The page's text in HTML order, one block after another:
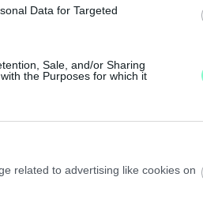
Data for Targeted
Sale, and/or Sharing
the Purposes for which it
related to advertising like cookies on
megfigyelt
ügyvéd, Eitay
izraeli oldalról
jogállamisági
a titkosszolgálati